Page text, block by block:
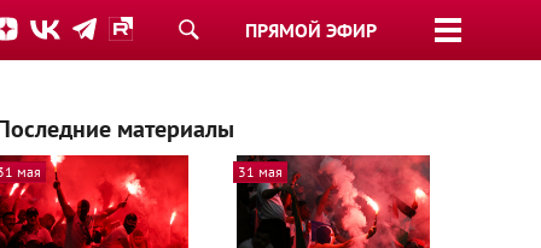
ПРЯМОЙ ЭФИР
материалы
мая 31 мая